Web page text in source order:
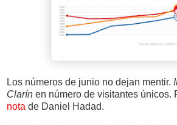
Los números de junio no dejan mentir.
Clarín en número de visitantes únicos.
nota de Daniel Hadad.